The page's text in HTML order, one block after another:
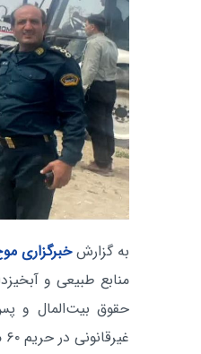
به گزارشخبرگزاری
منابع طبیعی و
حقوق بیت‌المال و
غیرقانونی در حریم ۶۰ متری ساحل و اراضی خالصه دولتی منطقه گهرباران اجرا شد.